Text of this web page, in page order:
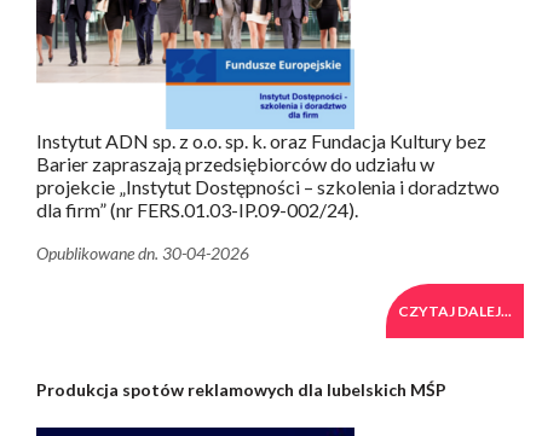
Instytut ADN sp. z o.o. sp. k. oraz Fundacja Kultury bez
Barier zapraszają przedsiębiorców do udziału w
projekcie „Instytut Dostępności – szkolenia i doradztwo
dla firm” (nr FERS.01.03-IP.09-002/24).
Opublikowane dn. 30-04-2026
CZYTAJ DALEJ...
Produkcja spotów reklamowych dla lubelskich MŚP